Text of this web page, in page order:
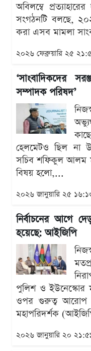
অবিলম্বে
সংগঠনটি বলছে,
করা এসব মামলা
২০২৬ ফেব্রুয়ারি ২৫
‘সাংবাদিকদের
সম্পাদক পরিষদ’
হেলমেটও ছিল না
সচিব শফিকুল আলম
বিষয় হলো,...
২০২৬ জানুয়ারি ২৫
নির্বাচনের আগে
হয়েছে: আইজিপি
পুলিশ ও ইউনেস্কোর
ওপর গুরুত্ব আরোপ
মহাপরিদর্শক
২০২৬ জানুয়ারি ২০